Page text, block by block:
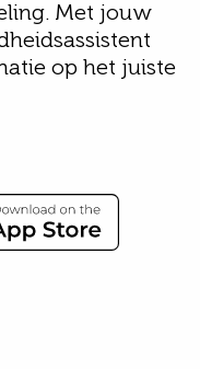
Met jouw
op het juiste